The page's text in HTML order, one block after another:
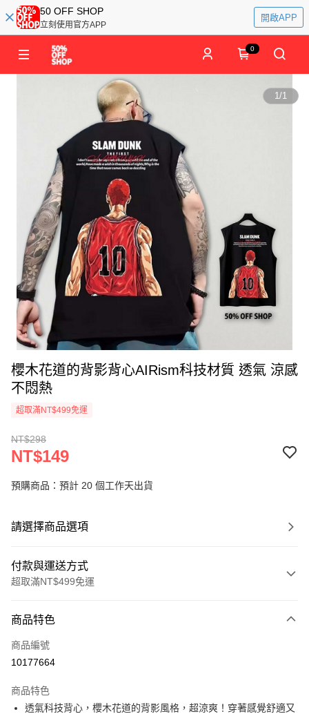
50 OFF SHOP
立刻使用官方APP
開啟APP
0
1/1
櫻木花道的背影背心AIRism科技材質 透氣 涼感
不悶熱
超取滿NT$499免運
NT$298
NT$149
預購商品：預計 20 個工作天出貨
請選擇商品選項
付款與運送方式
超取滿NT$499免運
信用卡一次付款
超商取貨付款
Apple Pay
商品特色
商品編號
10177664
商品特色
透氣科技背心，櫻木花道的背影風格，超涼爽！穿著感覺舒適又